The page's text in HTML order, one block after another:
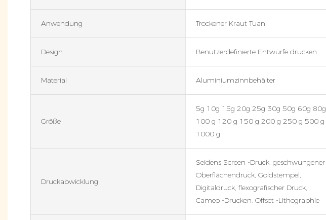
Anwendung Trockener Kraut Tuan
Design Benutzerdefinierte Entwürfe drucken
Material Aluminiumzinnbehälter
Größe
5g 10g 15g 20g 25g 30g 50g 60g 80g
100 g 120 g 150 g 200 g 250 g 500 g
1000 g
Druckabwicklung
Seidens Screen -Druck, geschwungener
Oberflächendruck, Goldstempel,
Digitaldruck, flexografischer Druck,
Cameo -Drucken, Offset -Lithographie